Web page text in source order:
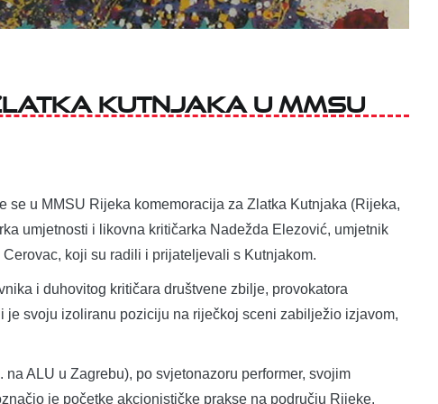
Kutnjaka u MMSU
se u MMSU Rijeka komemoracija za Zlatka Kutnjaka (Rijeka,
umjetnosti i likovna kritičarka Nadežda Elezović, umjetnik
koji su radili i prijateljevali s Kutnjakom.
i duhovitog kritičara društvene zbilje, provokatora
svoju izoliranu poziciju na riječkoj sceni zabilježio izjavom,
ALU u Zagrebu), po svjetonazoru performer, svojim
je početke akcionističke prakse na području Rijeke.